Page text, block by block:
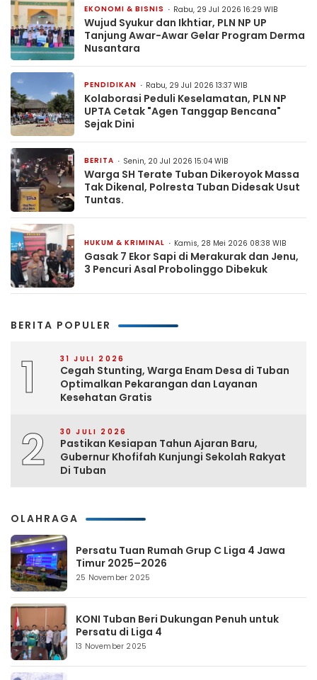
EKONOMI & BISNIS Rabu, 29 Jul 2026 16:29 WIB
Wujud Syukur dan Ikhtiar, PLN NP UP
Tanjung Awar-Awar Gelar Program Derma
Nusantara
PENDIDIKAN Rabu, 29 Jul 2026 13:37 WIB
Kolaborasi Peduli Keselamatan, PLN NP
UPTA Cetak "Agen Tanggap Bencana"
Sejak Dini
BERITA Senin, 20 Jul 2026 15:04 WIB
Warga SH Terate Tuban Dikeroyok Massa
Tak Dikenal, Polresta Tuban Didesak Usut
Tuntas.
HUKUM & KRIMINAL Kamis, 28 Mei 2026 08:38 WIB
Gasak 7 Ekor Sapi di Merakurak dan Jenu,
3 Pencuri Asal Probolinggo Dibekuk
BERITA POPULER
1 31 JULI 2026
Cegah Stunting, Warga Enam Desa di Tuban
Optimalkan Pekarangan dan Layanan
Kesehatan Gratis
2 30 JULI 2026
Pastikan Kesiapan Tahun Ajaran Baru,
Gubernur Khofifah Kunjungi Sekolah Rakyat
Di Tuban
OLAHRAGA
Persatu Tuan Rumah Grup C Liga 4 Jawa
Timur 2025–2026
25 November 2025
KONI Tuban Beri Dukungan Penuh untuk
Persatu di Liga 4
13 November 2025